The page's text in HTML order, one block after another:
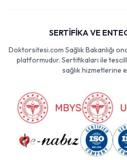
SERTİFİKA VE
Doktorsitesi.com Sağlık Bakanlığı
platformudur. Sertifikaları ile
sağlık hizmetlerine